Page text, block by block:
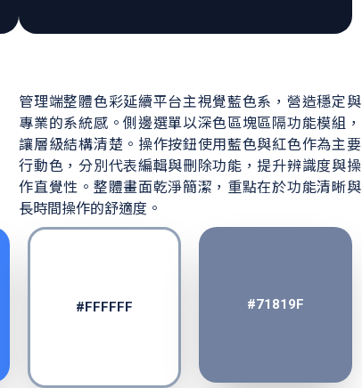
管理端整體色彩延續平台主視覺藍色系，營造穩定與
專業的系統感。側邊選單以深色區塊區隔功能模組，
讓層級結構清楚。操作按鈕使用藍色與紅色作為主要
行動色，分別代表編輯與刪除功能，提升辨識度與操
作直覺性。整體畫面乾淨簡潔，重點在於功能清晰與
長時間操作的舒適度。
#FFFFFF #71819F